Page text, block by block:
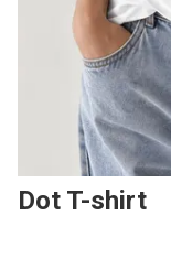
Dot T-shirt